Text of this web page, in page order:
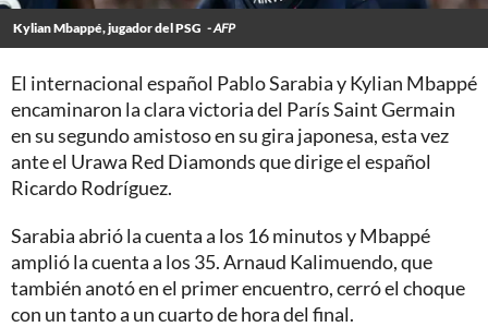
Kylian Mbappé, jugador del PSG - AFP
El internacional español Pablo Sarabia y Kylian Mbappé
encaminaron la clara victoria del París Saint Germain
en su segundo amistoso en su gira japonesa, esta vez
ante el Urawa Red Diamonds que dirige el español
Ricardo Rodríguez.
Sarabia abrió la cuenta a los 16 minutos y Mbappé
amplió la cuenta a los 35. Arnaud Kalimuendo, que
también anotó en el primer encuentro, cerró el choque
con un tanto a un cuarto de hora del final.